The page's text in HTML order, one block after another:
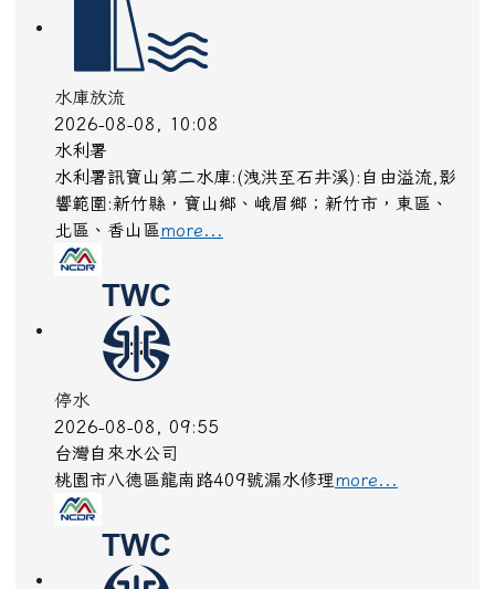
后里區、大安區
停水
2026-08-08, 10:00
台灣自來水公司
08/08 10:00-13:30，因『台南市安南區海中街138
巷11號前』路面漏水緊急搶修，造成該區域部分無
水與降壓more...
水庫放流
2026-08-08, 10:08
水利署訊寶山第二水庫:(洩洪至石井溪):自由溢流,影